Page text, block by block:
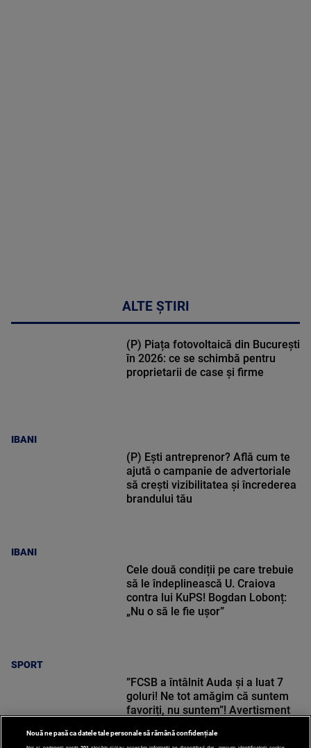
ALTE ȘTIRI
IBANI
(P) Piața fotovoltaică din București
în 2026: ce se schimbă pentru
proprietarii de case și firme
IBANI
(P) Ești antreprenor? Află cum te
ajută o campanie de advertoriale
să crești vizibilitatea și încrederea
brandului tău
SPORT
Cele două condiții pe care trebuie
să le îndeplinească U. Craiova
contra lui KuPS! Bogdan Lobonț:
„Nu o să le fie ușor”
”FCSB a întâlnit Auda și a luat 7
goluri! Ne tot amăgim că suntem
favoriți, nu suntem”! Avertisment
VOYO SPORT LIVE
Nouă ne pasă ca datele tale personale să rămână confidențiale